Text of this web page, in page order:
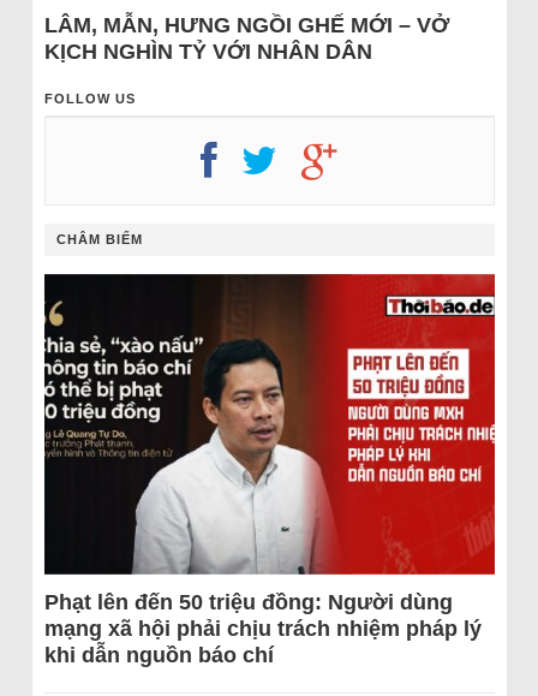
LÂM, MẪN, HƯNG NGỒI GHẾ MỚI – VỞ
KỊCH NGHÌN TỶ VỚI NHÂN DÂN
FOLLOW US
CHÂM BIẾM
Phạt lên đến 50 triệu đồng: Người dùng
mạng xã hội phải chịu trách nhiệm pháp lý
khi dẫn nguồn báo chí